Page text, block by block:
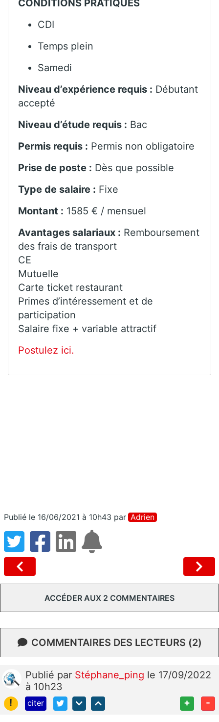
CONDITIONS PRATIQUES
CDI
Temps plein
Samedi
Niveau d’expérience requis : Débutant
accepté
Niveau d’étude requis : Bac
Permis requis : Permis non obligatoire
Prise de poste : Dès que possible
Type de salaire : Fixe
Montant : 1585 € / mensuel
Avantages salariaux : Remboursement
des frais de transport
CE
Mutuelle
Carte ticket restaurant
Primes d’intéressement et de
participation
Salaire fixe + variable attractif
Postulez ici.
Publié le 16/06/2021 à 10h43 par Adrien
ACCÉDER AUX 2 COMMENTAIRES
COMMENTAIRES DES LECTEURS (2)
Publié par Stéphane_ping le 17/09/2022
à 10h23
!
citer + -